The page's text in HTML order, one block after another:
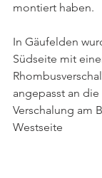
montiert haben.
In Gäufelden
Südseite mit
angepasst an
Verschalung am
Westseite